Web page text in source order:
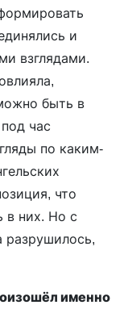
и
взглядами.
быть в
час
по каким-
что
в них. Но с
разрушилось,
именно